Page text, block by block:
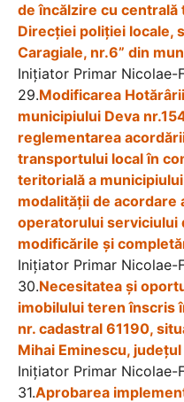
de încălzire cu
Direcției poliției locale,
Caragiale, nr.6” din
Iniţiator Primar Nicolae-
29.Modificarea
municipiului Deva
reglementarea
transportului local în
teritorială a
modalității de acordare
operatorului serviciului
modificările și
Iniţiator Primar Nicolae-
30.Necesitatea și
imobilului teren înscris
nr. cadastral 61190,
Mihai Eminescu,
Iniţiator Primar Nicolae-
31.Aprobarea